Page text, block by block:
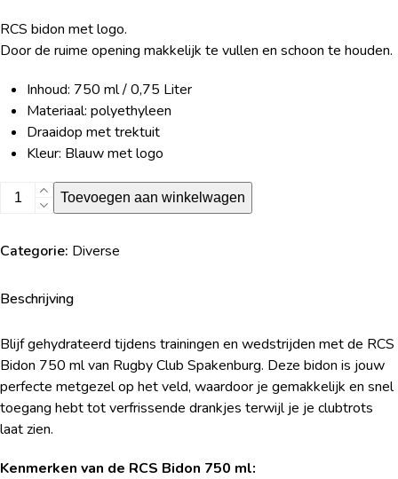
RCS bidon met logo.
Door de ruime opening makkelijk te vullen en schoon te houden.
Inhoud: 750 ml / 0,75 Liter
Materiaal: polyethyleen
Draaidop met trektuit
Kleur: Blauw met logo
RCS
ml)
Toevoegen aan winkelwagen
Categorie: Diverse
Beschrijving
Blijf gehydrateerd tijdens trainingen en wedstrijden met de RCS
Bidon 750 ml van Rugby Club Spakenburg. Deze bidon is jouw
perfecte metgezel op het veld, waardoor je gemakkelijk en snel
toegang hebt tot verfrissende drankjes terwijl je je clubtrots
laat zien.
Kenmerken van de RCS Bidon 750 ml: